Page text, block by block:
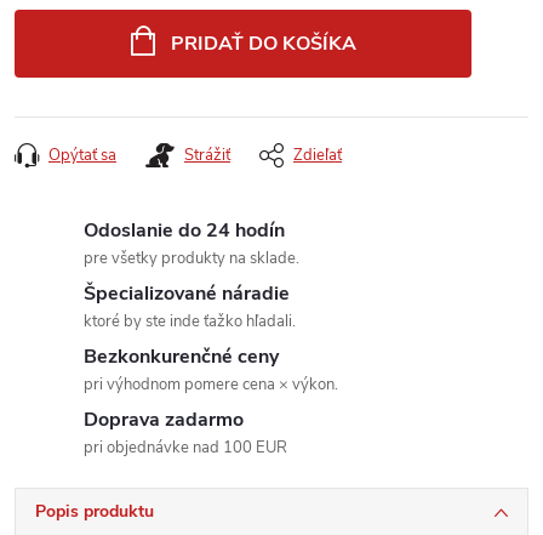
PRIDAŤ DO KOŠÍKA
Opýtať sa Strážiť Zdieľať
Odoslanie do 24 hodín
pre všetky produkty na sklade.
Špecializované náradie
ktoré by ste inde ťažko hľadali.
Bezkonkurenčné ceny
pri výhodnom pomere cena × výkon.
Doprava zadarmo
pri objednávke nad 100 EUR
Popis produktu